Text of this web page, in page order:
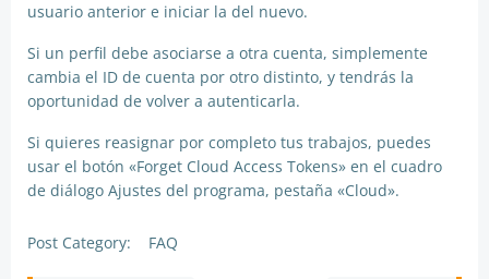
usuario anterior e iniciar la del nuevo.
Si un perfil debe asociarse a otra cuenta, simplemente
cambia el ID de cuenta por otro distinto, y tendrás la
oportunidad de volver a autenticarla.
Si quieres reasignar por completo tus trabajos, puedes
usar el botón «Forget Cloud Access Tokens» en el cuadro
de diálogo Ajustes del programa, pestaña «Cloud».
Post Category: FAQ